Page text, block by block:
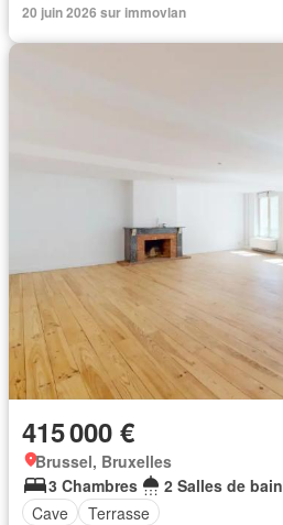
20 juin 2026 sur immovlan
415 000 €
Brussel, Bruxelles
3 Chambres
2 Salles de bain
Cave
Terrasse